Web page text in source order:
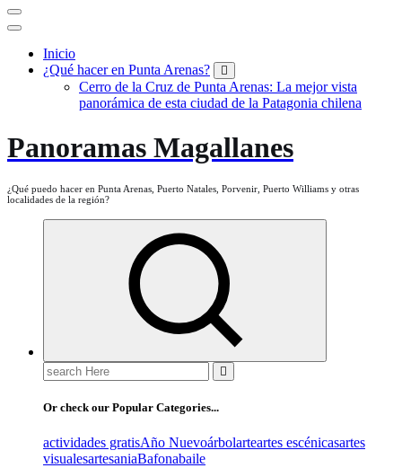
Inicio
¿Qué hacer en Punta Arenas?
Cerro de la Cruz de Punta Arenas: La mejor vista
panorámica de esta ciudad de la Patagonia chilena
Panoramas Magallanes
¿Qué puedo hacer en Punta Arenas, Puerto Natales, Porvenir, Puerto Williams y otras
localidades de la región?
Search
for:
Or check our Popular Categories...
actividades gratisAño Nuevoárbolarteartes escénicasartes
visualesartesaniaBafonabaile